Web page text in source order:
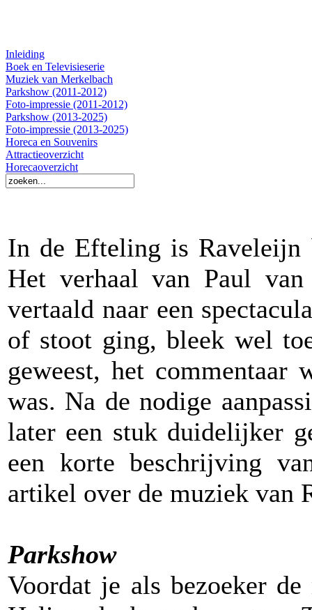
Inleiding
Boek en Televisieserie
Muziek van Merkelbach
Parkshow (2011-2012)
Foto-impressie (2011-2012)
Parkshow (2013-2025)
Foto-impressie (2013-2025)
Horeca en Souvenirs
Attractieoverzicht
Horecaoverzicht
In de Efteling is Raveleijn
Het verhaal van Paul
vertaald naar een
of stoot ging, bleek wel
geweest, het
was. Na de nodige
later een stuk duidelijker
een korte beschrijving
artikel over de muziek van
Parkshow
Voordat je als bezoeker